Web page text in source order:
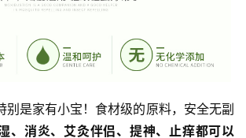
别是家有小宝！食材级的原料，安全无副
、消炎、艾灸伴侣、提神、止痒都可以